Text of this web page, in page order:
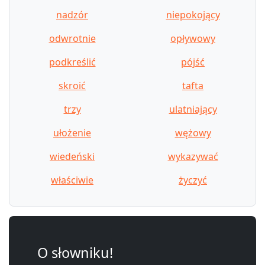
nadzór
niepokojący
odwrotnie
opływowy
podkreślić
pójść
skroić
tafta
trzy
ulatniający
ułożenie
wężowy
wiedeński
wykazywać
właściwie
życzyć
O słowniku!